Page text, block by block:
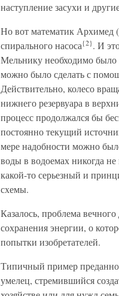
наступление засухи и
Но вот математик Архимед
спирального насоса{2}. И
Мельнику необходимо
можно было сделать с
Действительно, колесо
нижнего резервуара в
процесс продолжался бы
постоянно текущий
мере надобности можно
воды в водоемах никогда
какой-то серьезный и
схемы.
Казалось, проблема
сохранения энергии, о
попытки изобретателей.
Типичный пример
умелец, стремившийся